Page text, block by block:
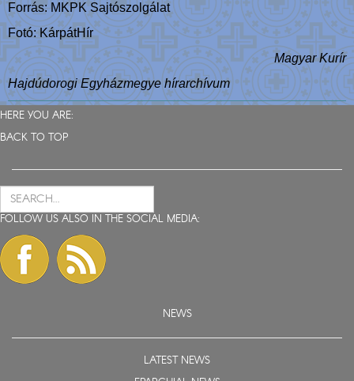
Forrás: MKPK Sajtószolgálat
Fotó: KárpátHír
Magyar Kurír
Hajdúdorogi Egyházmegye hírarchívum
HERE YOU ARE:
BACK TO TOP
FOLLOW US ALSO IN THE SOCIAL MEDIA:
NEWS
LATEST NEWS